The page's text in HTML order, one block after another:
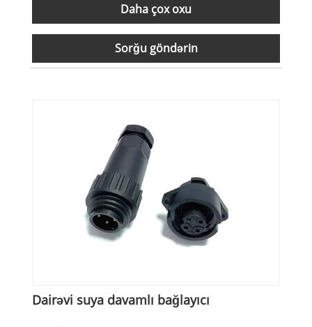
Daha çox oxu
Sorğu göndərin
Dairəvi suya davamlı bağlayıcı